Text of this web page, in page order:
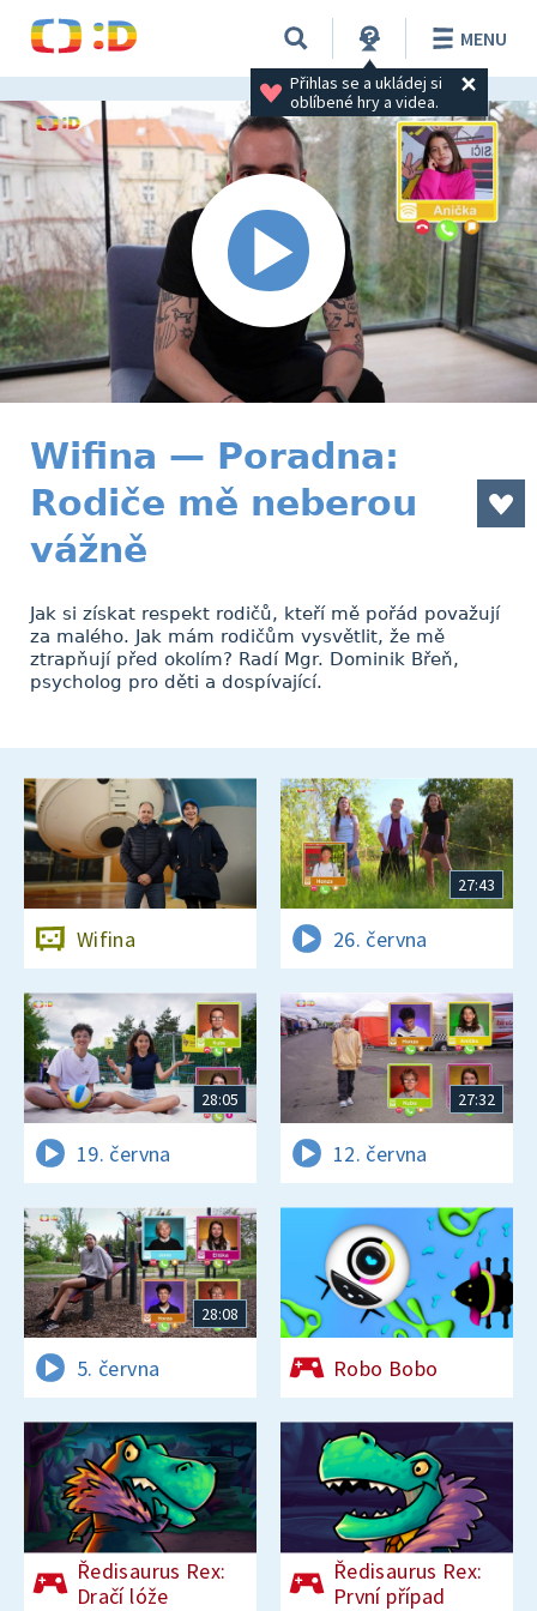
Přihlas se a ukládej si
oblíbené hry a videa.
MENU
Wifina — Poradna:
Rodiče mě neberou
vážně
Jak si získat respekt rodičů, kteří mě pořád považují
za malého. Jak mám rodičům vysvětlit, že mě
ztrapňují před okolím? Radí Mgr. Dominik Břeň,
psycholog pro děti a dospívající.
Wifina
27:43
26. června
28:05
19. června
27:32
12. června
28:08
5. června Robo Bobo
Ředisaurus Rex:
Dračí lóže
Ředisaurus Rex:
První případ